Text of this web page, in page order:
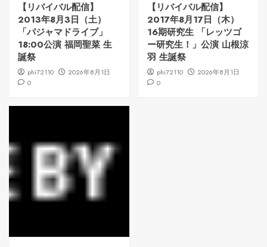
【リバイバル配信】
2013年8月3日（土）
「パジャマドライブ」
18:00公演 福岡聖菜 生
誕祭
phi72110
2026年8月1日
0
【リバイバル配信】
2017年8月17日（木）
16期研究生 「レッツゴ
ー研究生！」公演 山根涼
羽 生誕祭
phi72110
2026年8月1日
0